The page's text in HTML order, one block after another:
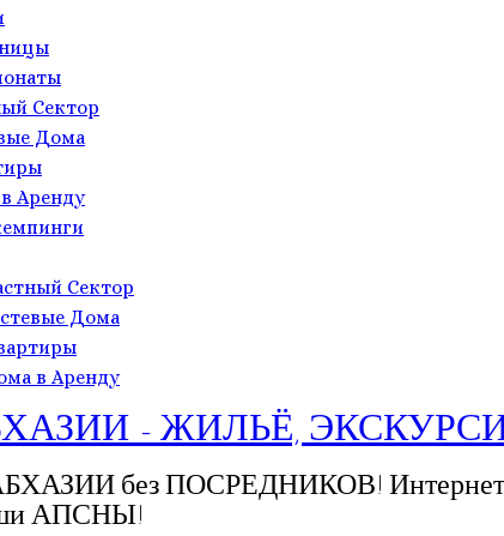
Сектор
Дома
Аренду
Сектор
Дома
в Аренду
- ЖИЛЬЁ,
без ПОСРЕДНИКОВ! Интернет-
АПСНЫ!